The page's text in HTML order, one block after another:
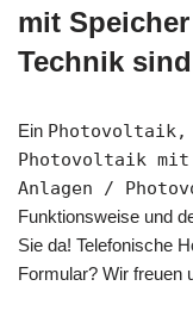
mit
Technik
Ein Photovoltaik,
Photovoltaik
Anlagen /
Funktionsweise und
Sie da! Telefonische
Formular? Wir freuen